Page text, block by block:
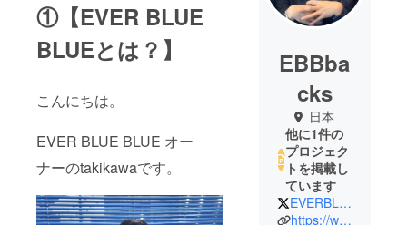
①【EVER BLUE
BLUEとは？】
こんにちは。
EVER BLUE BLUE オー
ナーのtakikawaです。
EBBba
cks
日本
他に1件の
プロジェク
トを掲載し
ています
EVERBLUEBLUEism
https://www.instagram.com/everblueblue/